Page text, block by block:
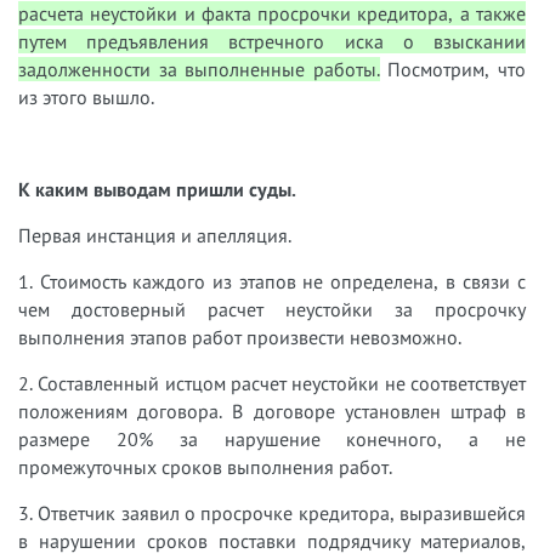
расчета неустойки и факта просрочки кредитора, а также
путем предъявления встречного иска о взыскании
задолженности за выполненные работы.Посмотрим, что
из этого вышло.
К каким выводам пришли суды.
Первая инстанция и апелляция.
1. Стоимость каждого из этапов не определена, в связи с
чем достоверный расчет неустойки за просрочку
выполнения этапов работ произвести невозможно.
2. Составленный истцом расчет неустойки не соответствует
положениям договора. В договоре установлен штраф в
размере 20% за нарушение конечного, а не
промежуточных сроков выполнения работ.
3. Ответчик заявил о просрочке кредитора, выразившейся
в нарушении сроков поставки подрядчику материалов,